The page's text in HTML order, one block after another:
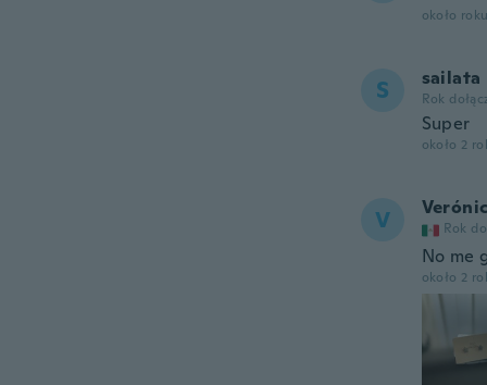
około
S sailata
Rok
Super
około 2
V Rok
No me
około 2